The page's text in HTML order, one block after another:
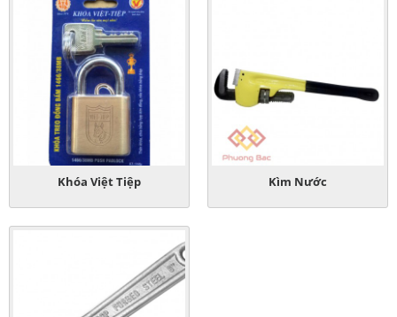
Khóa Việt Tiệp Kìm Nước